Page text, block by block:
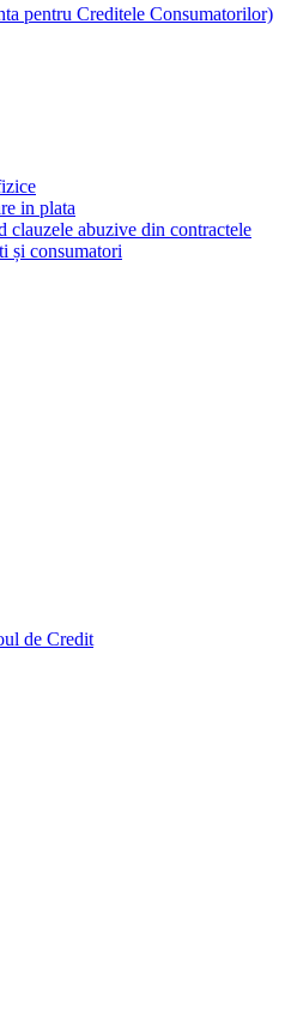
pentru Creditele Consumatorilor)
in plata
clauzele abuzive din contractele
și consumatori
de Credit